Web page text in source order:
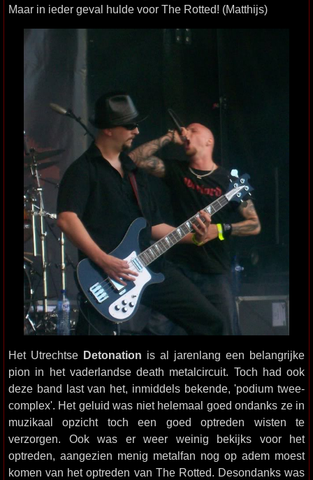
Maar in ieder geval hulde voor The Rotted! (Matthijs)
Het Utrechtse Detonation is al jarenlang een belangrijke
pion in het vaderlandse death metalcircuit. Toch had ook
deze band last van het, inmiddels bekende, 'podium twee-
complex'. Het geluid was niet helemaal goed ondanks ze in
muzikaal opzicht toch een goed optreden wisten te
verzorgen. Ook was er weer weinig bekijks voor het
optreden, aangezien menig metalfan nog op adem moest
komen van het optreden van The Rotted. Desondanks was